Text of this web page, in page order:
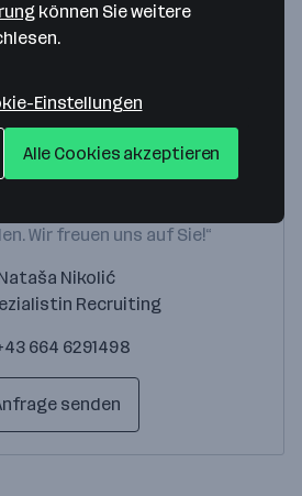
Wir freuen uns auf Sie!“
Nikolić
Recruiting
664 6291498
senden
können Sie weitere
Einstellungen
Alle Cookies akzeptieren